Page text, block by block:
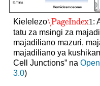
Kielelezo\PageIndex1
\PageIndex1:
tatu za msingi za
majadiliano mazuri,
majadiliano ya
Cell Junctions” na
3.0)